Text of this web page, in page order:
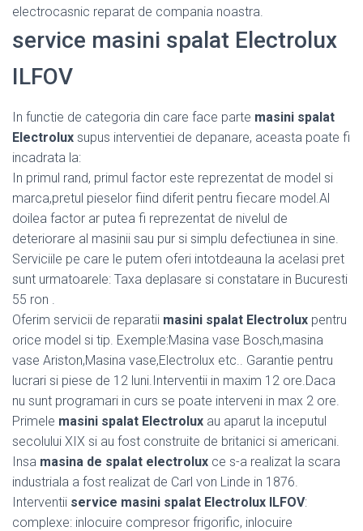
electrocasnic reparat de compania noastra.
service masini spalat Electrolux
ILFOV
In functie de categoria din care face parte masini spalat
Electrolux supus interventiei de depanare, aceasta poate fi
incadrata la:
In primul rand, primul factor este reprezentat de model si
marca,pretul pieselor fiind diferit pentru fiecare model.Al
doilea factor ar putea fi reprezentat de nivelul de
deteriorare al masinii sau pur si simplu defectiunea in sine.
Serviciile pe care le putem oferi intotdeauna la acelasi pret
sunt urmatoarele: Taxa deplasare si constatare in Bucuresti
55 ron .
Oferim servicii de reparatii masini spalat Electrolux pentru
orice model si tip. Exemple:Masina vase Bosch,masina
vase Ariston,Masina vase,Electrolux etc.. Garantie pentru
lucrari si piese de 12 luni.Interventii in maxim 12 ore.Daca
nu sunt programari in curs se poate interveni in max 2 ore.
Primele masini spalat Electrolux au aparut la inceputul
secolului XIX si au fost construite de britanici si americani.
Insa masina de spalat electrolux ce s-a realizat la scara
industriala a fost realizat de Carl von Linde in 1876.
Interventii service masini spalat Electrolux ILFOV:
complexe: inlocuire compresor frigorific, inlocuire